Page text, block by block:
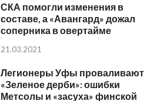
СКА помогли изменения в
составе, а «Авангард» дожал
соперника в овертайме
21.03.2021
Легионеры Уфы проваливают
«Зеленое дерби»: ошибки
Метсолы и «засуха» финской